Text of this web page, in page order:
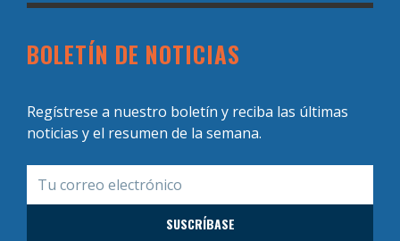
BOLETÍN DE NOTICIAS
Regístrese a nuestro boletín y reciba las últimas
noticias y el resumen de la semana.